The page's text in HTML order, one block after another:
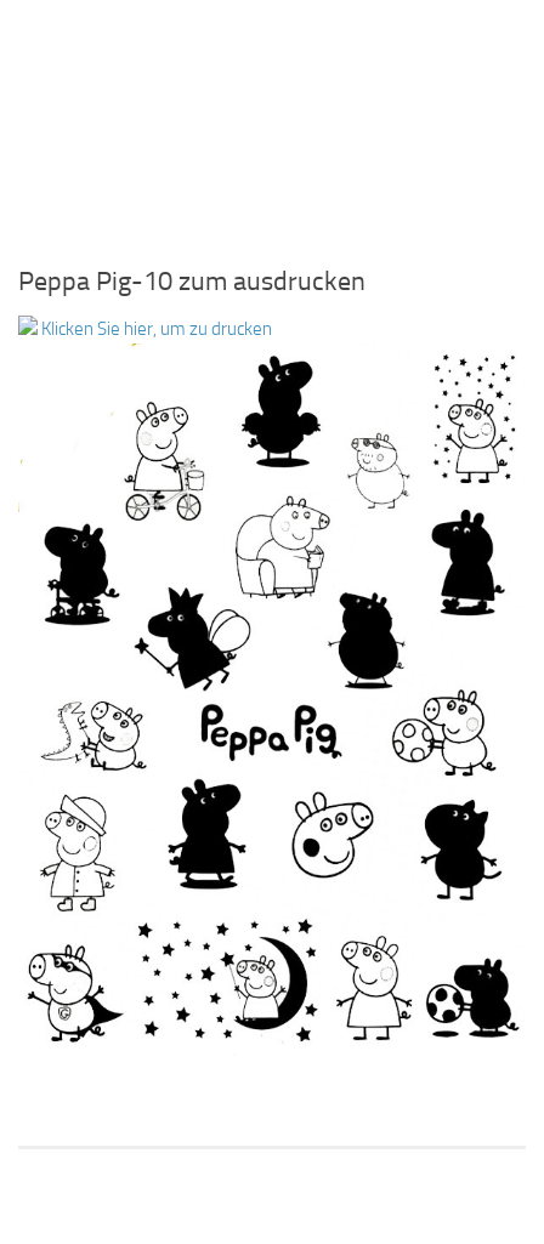
Peppa Pig-10 zum ausdrucken
Klicken Sie hier, um zu drucken